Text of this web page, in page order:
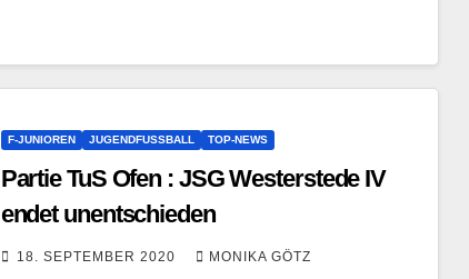
F-JUNIOREN JUGENDFUSSBALL TOP-NEWS
Partie TuS Ofen : JSG Westerstede IV
endet unentschieden
18. SEPTEMBER 2020 MONIKA GÖTZ